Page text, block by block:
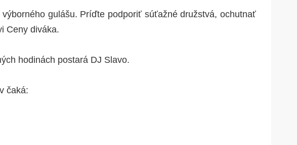
gulášu. Príďte podporiť súťažné družstvá, ochutnať
Ceny diváka.
hodinách postará DJ Slavo.
čaká: